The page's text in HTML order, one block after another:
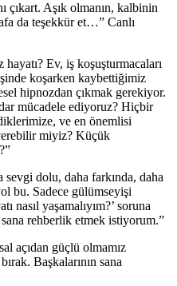
çıkart. Aşık olmanın, kalbinin
da teşekkür et…” Canlı
Ev, iş koşuşturmacaları
koşarken kaybettiğimiz
hipnozdan çıkmak gerekiyor.
mücadele ediyoruz? Hiçbir
ve en önemlisi
miyiz? Küçük
dolu, daha farkında, daha
bu. Sadece gülümseyişi
nasıl yaşamalıyım?’ soruna
rehberlik etmek istiyorum.”
açıdan güçlü olmamız
Başkalarının sana